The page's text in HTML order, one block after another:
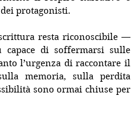
protagonisti.
resta riconoscibile —
di soffermarsi sulle
l’urgenza di raccontare il
memoria, sulla perdita
sono ormai chiuse per